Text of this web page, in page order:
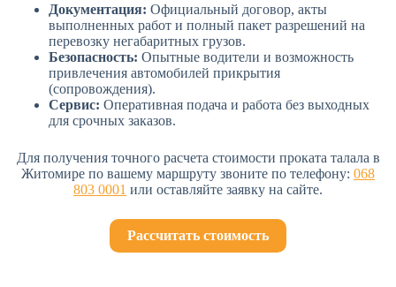
Документация: Официальный договор, акты
выполненных работ и полный пакет разрешений на
перевозку негабаритных грузов.
Безопасность: Опытные водители и возможность
привлечения автомобилей прикрытия
(сопровождения).
Сервис: Оперативная подача и работа без выходных
для срочных заказов.
Для получения точного расчета стоимости проката талала в
Житомире по вашему маршруту звоните по телефону: 068
803 0001 или оставляйте заявку на сайте.
Рассчитать стоимость